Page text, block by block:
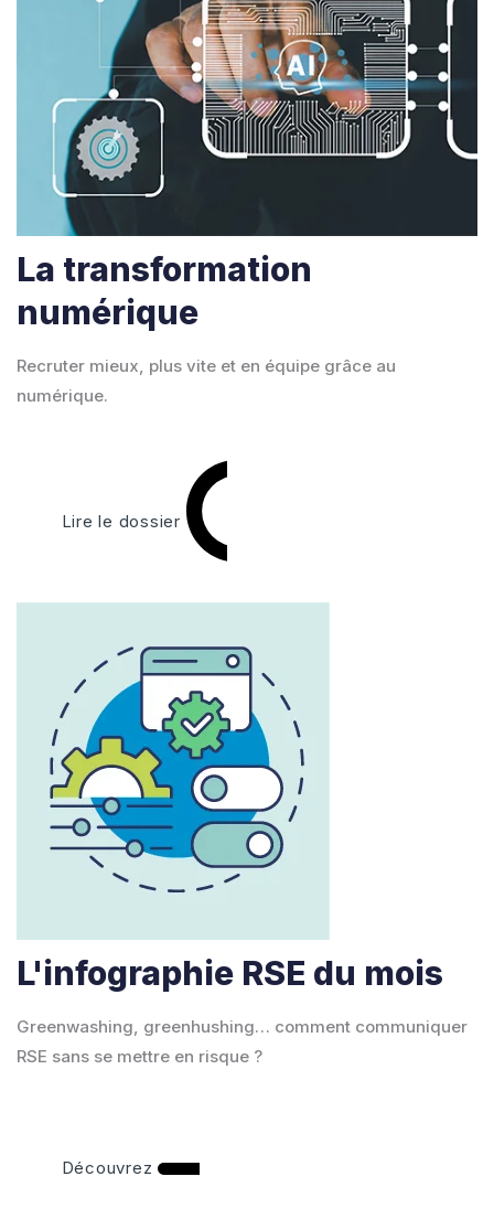
La transformation
numérique
Recruter mieux, plus vite et en équipe grâce au
numérique.
Lire le dossier
L'infographie RSE du mois
Greenwashing, greenhushing… comment communiquer
RSE sans se mettre en risque ?
Découvrez